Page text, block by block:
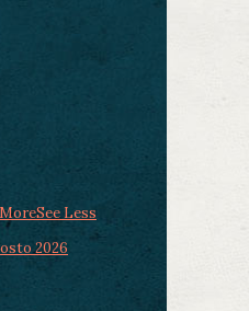
See Less
2026